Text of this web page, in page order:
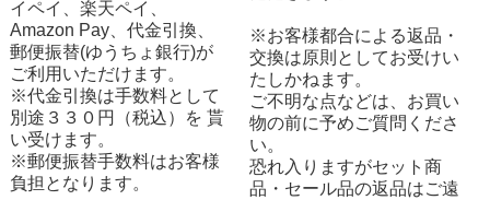
イペイ、楽天ペイ、
Amazon Pay、代金引換、
郵便振替(ゆうちょ銀行)が
ご利用いただけます。
※代金引換は手数料として
別途３３０円（税込）を 貰
い受けます。
※郵便振替手数料はお客様
負担となります。
※お客様都合による返品・
交換は原則としてお受けい
たしかねます。
ご不明な点などは、お買い
物の前に予めご質問くださ
い。
恐れ入りますがセット商
品・セール品の返品はご遠